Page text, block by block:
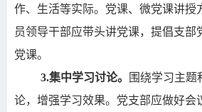
作、生活等实际。党课、微党课讲授
员领导干部应带头讲党课，提倡支部
党课。
3.集中学习讨论。
围绕学习主题
论，增强学习效果。党支部应做好会